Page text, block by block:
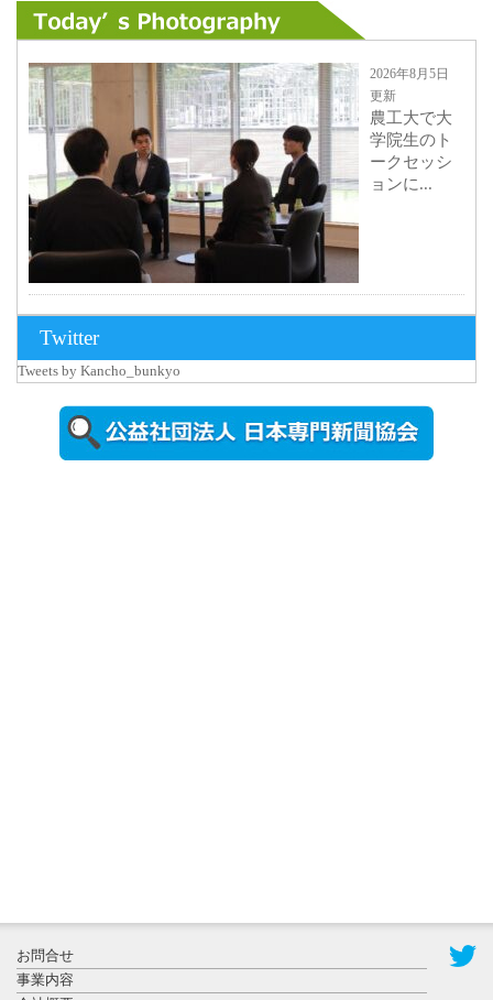
2026年8月5日
更新
農工大で大
学院生のト
ークセッシ
ョンに...
ォトスポッ
ト （8...
県警等と大
規模災害時
連携協定を
締結し...
Twitter
Tweets by Kancho_bunkyo
お問合せ
事業内容